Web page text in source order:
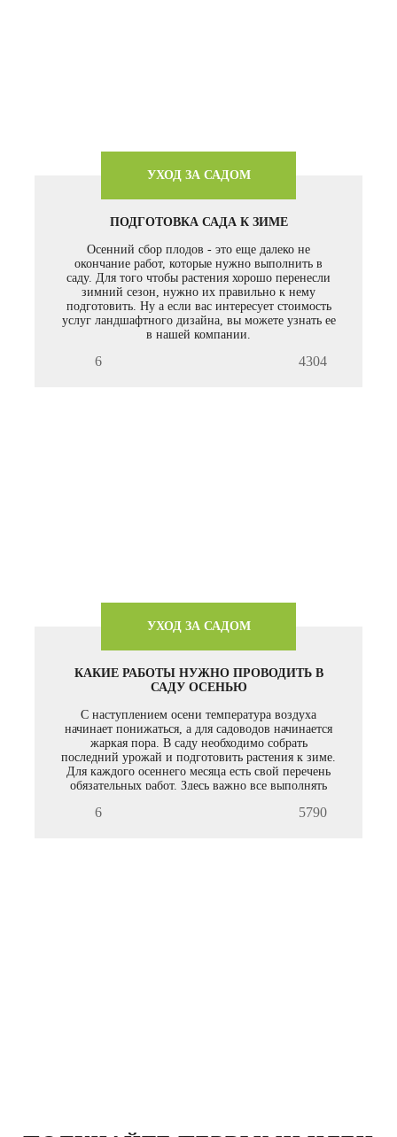
УХОД ЗА САДОМ
ПОДГОТОВКА САДА К ЗИМЕ
Осенний сбор плодов - это еще далеко не
окончание работ, которые нужно выполнить в
саду. Для того чтобы растения хорошо перенесли
зимний сезон, нужно их правильно к нему
подготовить. Ну а если вас интересует стоимость
услуг ландшафтного дизайна, вы можете узнать ее
в нашей компании.
6 4304
УХОД ЗА САДОМ
КАКИЕ РАБОТЫ НУЖНО ПРОВОДИТЬ В
САДУ ОСЕНЬЮ
С наступлением осени температура воздуха
начинает понижаться, а для садоводов начинается
жаркая пора. В саду необходимо собрать
последний урожай и подготовить растения к зиме.
Для каждого осеннего месяца есть свой перечень
обязательных работ. Здесь важно все выполнять
6 5790